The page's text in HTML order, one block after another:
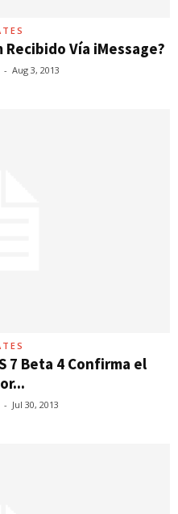
Recibido Vía iMessage?
- Aug 3, 2013
7 Beta 4 Confirma el
- Jul 30, 2013